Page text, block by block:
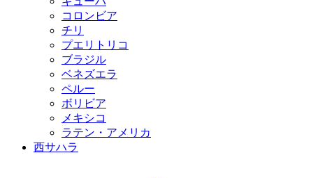
コロンビア
チリ
プエリトリコ
ブラジル
ベネズエラ
ペルー
ボリビア
メキシコ
ラテン・アメリカ
西サハラ